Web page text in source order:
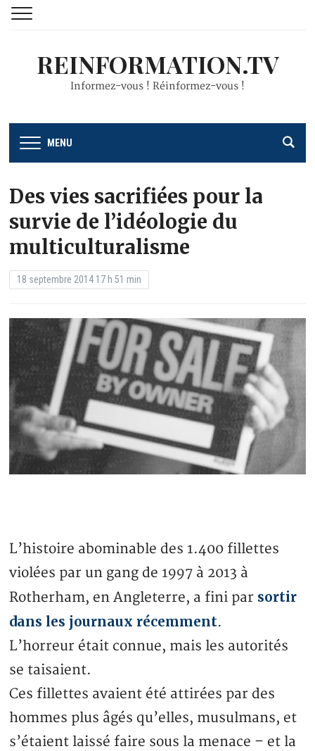
REINFORMATION.TV
Informez-vous ! Réinformez-vous !
MENU
Des vies sacrifiées pour la
survie de l’idéologie du
multiculturalisme
18 septembre 2014 17 h 51 min
L’histoire abominable des 1.400 fillettes
violées par un gang de 1997 à 2013 à
Rotherham, en Angleterre, a fini par sortir
dans les journaux récemment.
L’horreur était connue, mais les autorités
se taisaient.
Ces fillettes avaient été attirées par des
hommes plus âgés qu’elles, musulmans, et
s’étaient laissé faire sous la menace – et la